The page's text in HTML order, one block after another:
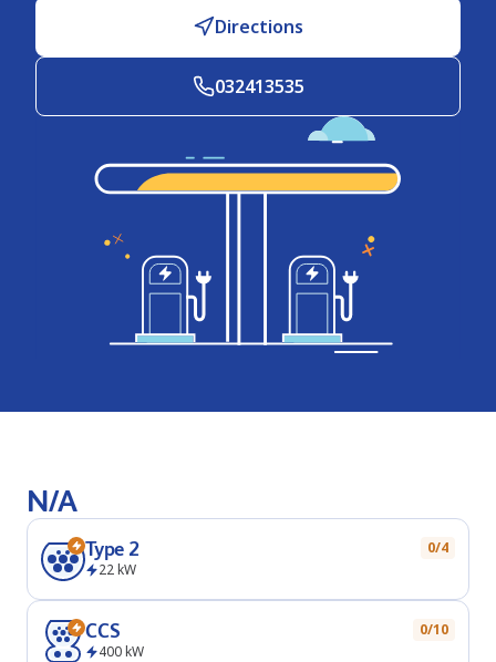
Directions
032413535
N/A
Type 2
22kW
0/4
CCS
400kW
0/10